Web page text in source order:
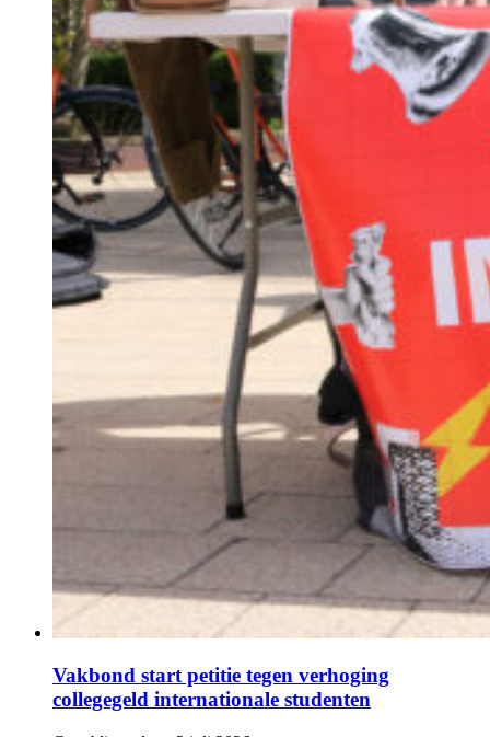
Vakbond start petitie tegen verhoging
collegegeld internationale studenten